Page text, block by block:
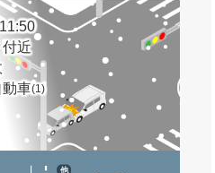
近
車(1)
他